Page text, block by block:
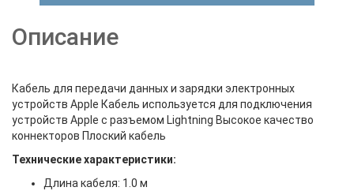
Описание
Кабель для передачи данных и зарядки электронных
устройств Apple Кабель используется для подключения
устройств Apple с разъемом Lightning Высокое качество
коннекторов Плоский кабель
Технические характеристики:
Длина кабеля: 1.0 м